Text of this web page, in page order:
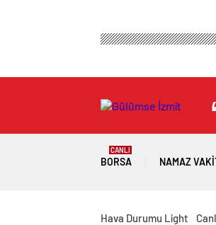
BORSA
CANLI
NAMAZ
Hava Durumu Light